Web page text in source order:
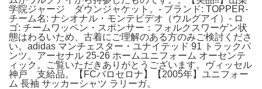
学院ジャージ ダウンジャケット。- ブランド: TOPPER-
チーム名: ナシオナル・モンテビデオ（ウルグアイ）- ロ
ゴ: チームワッペン・スポンサー：フォルクスワーゲン状
態はわるいため、古着にご理解のある方のみご検討くださ
い。adidas マンチェスター・ユナイテッド 91 トラックパ
ンツ。アーセナル 25-26 ホームユニフォーム オーセンテ
ィック。ご覧いただきありがとうございます。ヴィッセル
神戸 支給品。【FCバロセロナ】【2005年】ユニフォー
ム 長袖 サッカーシャツ ラリーガ。